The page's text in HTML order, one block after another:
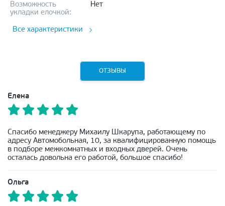
Возможность
укладки елочкой:
Нет
Все характеристики
ОТЗЫВЫ
Елена
Спасибо менеджеру Михаилу Шкарупа, работающему по
адресу Автомобольная, 10, за квалифицированную помощь
в подборе межкомнатных и входных дверей. Очень
осталась довольна его работой, большое спасибо!
Ольга